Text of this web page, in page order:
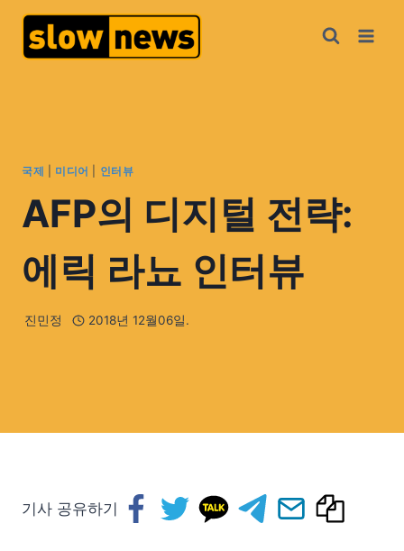
국제 미디어 인터뷰
AFP의 디지털 전략:
에릭 라뇨 인터뷰
진민정 2018년 12월06일.
기사 공유하기